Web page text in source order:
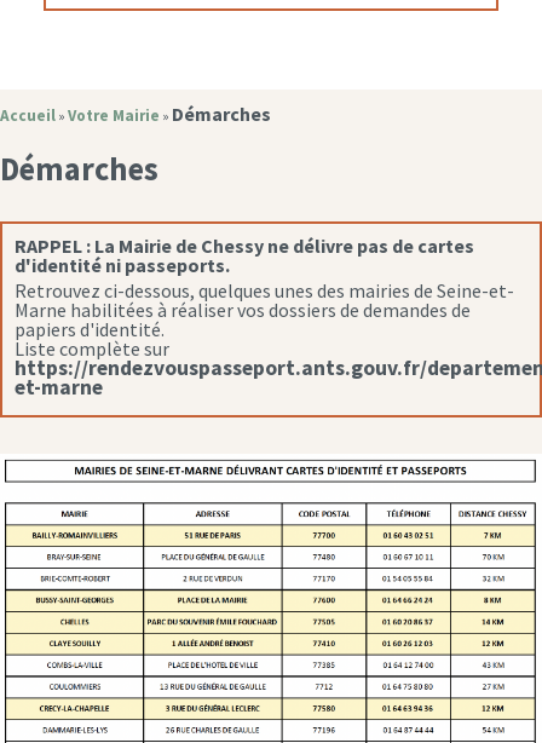
Accueil » Votre Mairie » Démarches
Démarches
RAPPEL : La Mairie de Chessy ne délivre pas de cartes
d'identité ni passeports.
Retrouvez ci-dessous, quelques unes des mairies de Seine-et-
Marne habilitées à réaliser vos dossiers de demandes de
papiers d'identité.
Liste complète sur
https://rendezvouspasseport.ants.gouv.fr/
et-marne